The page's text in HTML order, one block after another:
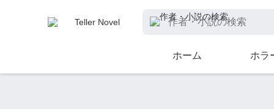
ホーム ホラ